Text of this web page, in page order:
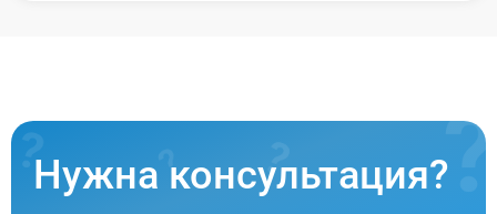
Нужна консультация?